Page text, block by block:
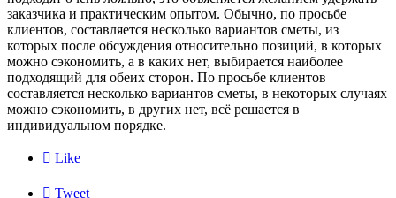
заказчика и практическим опытом. Обычно, по просьбе
клиентов, составляется несколько вариантов сметы, из
которых после обсуждения относительно позиций, в которых
можно сэкономить, а в каких нет, выбирается наиболее
подходящий для обеих сторон. По просьбе клиентов
составляется несколько вариантов сметы, в некоторых случаях
можно сэкономить, в других нет, всё решается в
индивидуальном порядке.
 Like
 Tweet